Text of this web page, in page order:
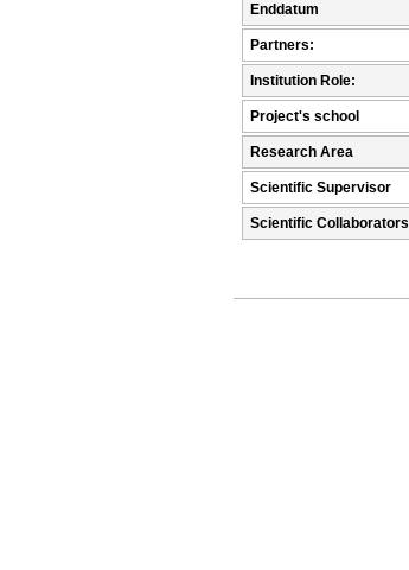
Enddatum
Partners:
Institution Role:
Project's school
Research Area
Scientific Supervisor
Scientific Collaborators